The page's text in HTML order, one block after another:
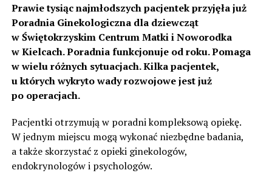
Prawie tysiąc najmłodszych pacjentek przyjęła już
Poradnia Ginekologiczna dla dziewcząt
w Świętokrzyskim Centrum Matki i Noworodka
w Kielcach. Poradnia funkcjonuje od roku. Pomaga
w wielu różnych sytuacjach. Kilka pacjentek,
u których wykryto wady rozwojowe jest już
po operacjach.
Pacjentki otrzymują w poradni kompleksową opiekę.
W jednym miejscu mogą wykonać niezbędne badania,
a także skorzystać z opieki ginekologów,
endokrynologów i psychologów.